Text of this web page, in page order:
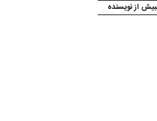
بیش از نویسنده